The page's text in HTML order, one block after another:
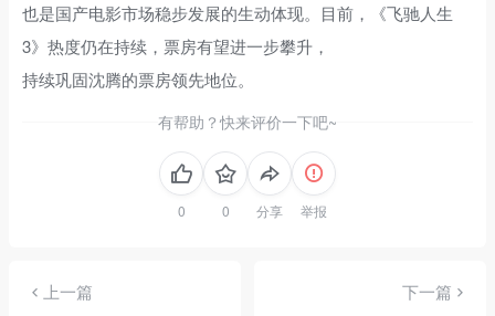
也是国产电影市场稳步发展的生动体现。目前，《飞驰人生
3》热度仍在持续，票房有望进一步攀升，
持续巩固沈腾的票房领先地位。
有帮助？快来评价一下吧~
分享 举报
上一篇
下一篇